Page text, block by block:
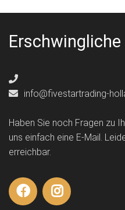
info@fivestartrading-
Haben Sie noch Fragen zu
uns einfach eine E-Mail.
erreichbar.